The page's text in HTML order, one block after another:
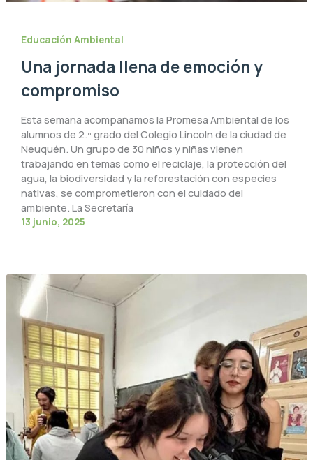
Educación Ambiental
Una jornada llena de emoción y
compromiso
Esta semana acompañamos la Promesa Ambiental de los
alumnos de 2.º grado del Colegio Lincoln de la ciudad de
Neuquén. Un grupo de 30 niños y niñas vienen
trabajando en temas como el reciclaje, la protección del
agua, la biodiversidad y la reforestación con especies
nativas, se comprometieron con el cuidado del
ambiente. La Secretaría
13 junio, 2025